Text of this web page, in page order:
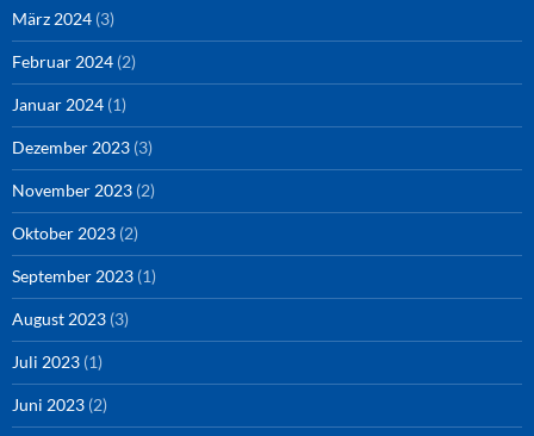
März 2024 (3)
Februar 2024 (2)
Januar 2024 (1)
Dezember 2023 (3)
November 2023 (2)
Oktober 2023 (2)
September 2023 (1)
August 2023 (3)
Juli 2023 (1)
Juni 2023 (2)